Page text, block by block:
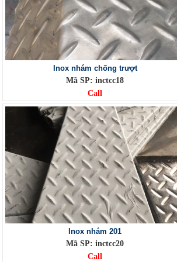
Inox nhám chống trượt
Mã SP: inctcc18
Call
Inox nhám 201
Mã SP: inctcc20
Call